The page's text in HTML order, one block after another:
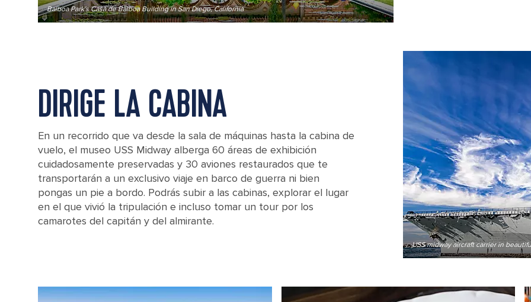
Balboa Park's Casa de Balboa Building in San Diego, California
USS midway aircraft carrier in
DIRIGE LA CABINA
En un recorrido que va desde la sala de máquinas hasta la cabina de
vuelo, el museo USS Midway alberga 60 áreas de exhibición
cuidadosamente preservadas y 30 aviones restaurados que te
transportarán a un exclusivo viaje en barco de guerra ni bien
pongas un pie a bordo. Podrás subir a las cabinas, explorar el lugar
en el que vivió la tripulación e incluso tomar un tour por los
camarotes del capitán y del almirante.